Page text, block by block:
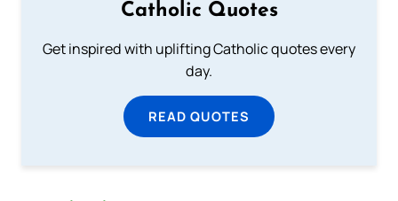
Catholic Quotes
Get inspired with uplifting Catholic quotes every
day.
READ QUOTES